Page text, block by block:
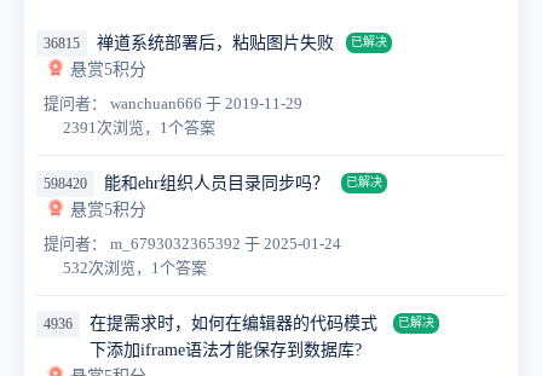
36815 禅道系统部署后，粘贴图片失败 已解决
悬赏5积分
提问者： wanchuan666 于 2019-11-29
2391次浏览，1个答案
598420 能和ehr组织人员目录同步吗？ 已解决
悬赏5积分
提问者： m_6793032365392 于 2025-01-24
532次浏览，1个答案
4936
在提需求时，如何在编辑器的代码模式
下添加iframe语法才能保存到数据库?
已解决